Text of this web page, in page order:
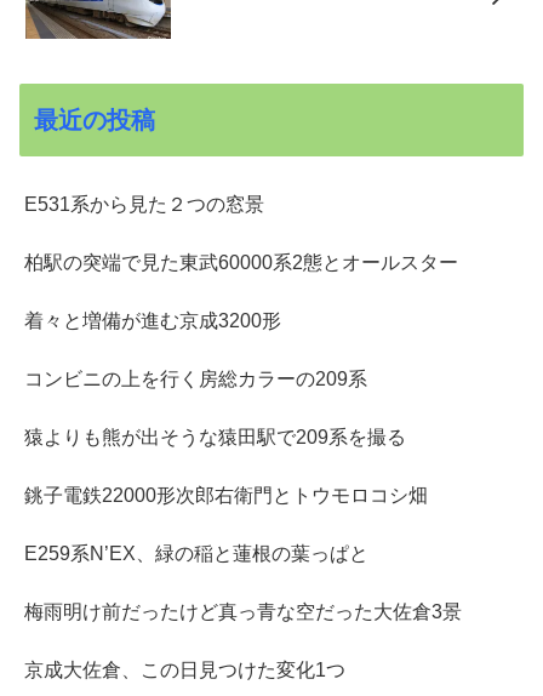
最近の投稿
E531系から見た２つの窓景
柏駅の突端で見た東武60000系2態とオールスター
着々と増備が進む京成3200形
コンビニの上を行く房総カラーの209系
猿よりも熊が出そうな猿田駅で209系を撮る
銚子電鉄22000形次郎右衛門とトウモロコシ畑
E259系N’EX、緑の稲と蓮根の葉っぱと
梅雨明け前だったけど真っ青な空だった大佐倉3景
京成大佐倉、この日見つけた変化1つ